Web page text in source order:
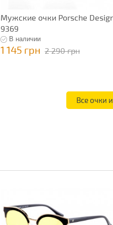
Мужские очки Porsche
9369
В наличии
1 145 грн 2 290 грн
Все очки